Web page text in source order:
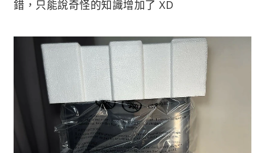
錯，只能說奇怪的知識增加了 XD